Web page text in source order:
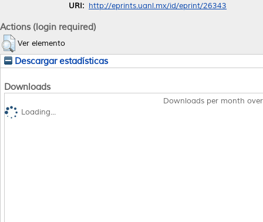
URI: http://eprints.uanl.mx/id/eprint/26343
Actions (login required)
Ver elemento
Descargar estadísticas
Downloads
Downloads per month
Loading...